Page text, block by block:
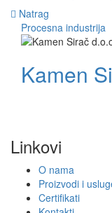
Natrag
Procesna industrija
Kamen
Linkovi
O nama
Proizvodi i
Certifikati